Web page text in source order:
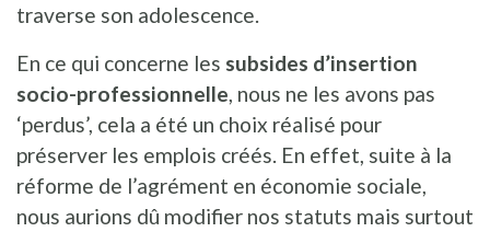
traverse son adolescence.
En ce qui concerne les subsides d’insertion
socio-professionnelle, nous ne les avons pas
‘perdus’, cela a été un choix réalisé pour
préserver les emplois créés. En effet, suite à la
réforme de l’agrément en économie sociale,
nous aurions dû modifier nos statuts mais surtout